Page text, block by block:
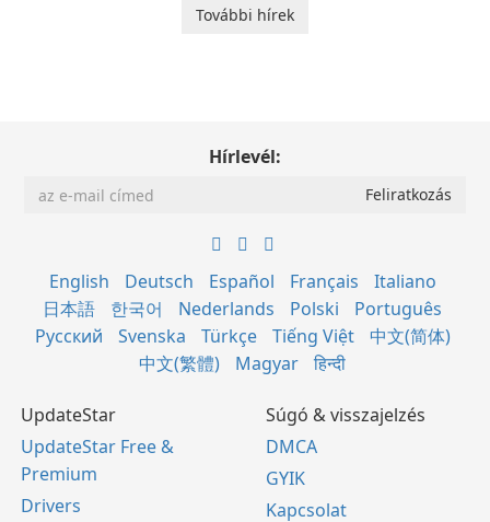
További hírek
Hírlevél:
English Deutsch Español Français
Italiano
日本語
한국어 Nederlands Polski
Português
Русский
Svenska Türkçe Tiếng Việt
中文(简体)
中文(繁體)
Magyar हिन्दी
UpdateStar
UpdateStar Free &
Premium
Drivers
Súgó & visszajelzés
DMCA
GYIK
Kapcsolat